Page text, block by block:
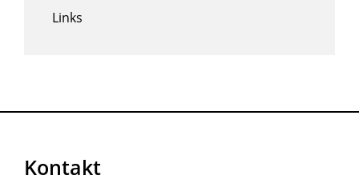
Links
Kontakt